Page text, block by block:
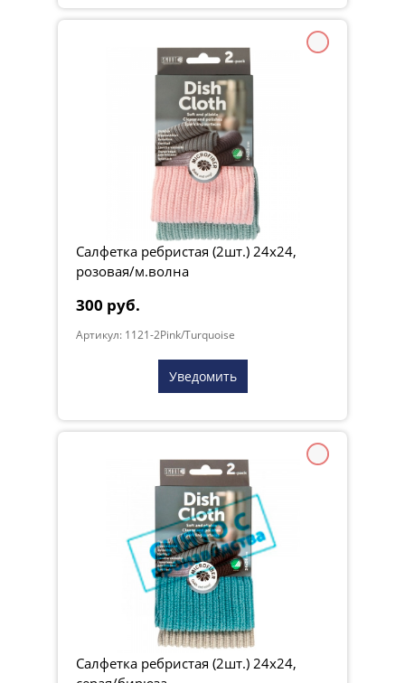
Салфетка ребристая (2шт.) 24х24,
розовая/м.волна
300 руб.
Артикул: 1121-2Pink/Turquoise
Уведомить
Салфетка ребристая (2шт.) 24х24,